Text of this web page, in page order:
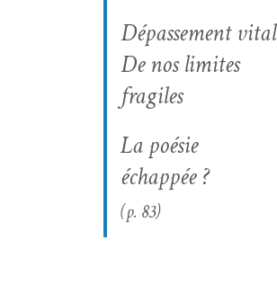
Dépasse­ment vital
De nos lim­ites
fragiles
La poésie
échappée ?
(p. 83)